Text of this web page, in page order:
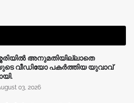
അനുമതിയില്ലാതെ
വീഡിയോ പകർത്തിയ യുവാവ്
03, 2026